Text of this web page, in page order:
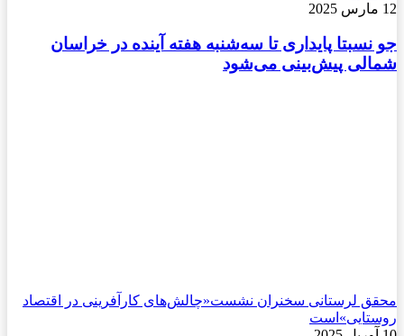
12 مارس 2025
جو نسبتا پایداری تا سه‌شنبه هفته آینده در خراسان
شمالی پیش‌بینی می‌شود
محقق لرستانی سخنران نشست«چالش‌های کارآفرینی در اقتصاد
روستایی»است